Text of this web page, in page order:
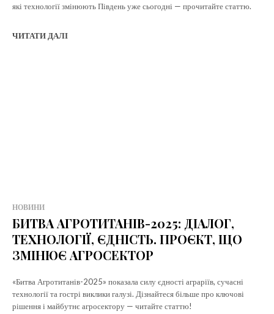
які технології змінюють Південь уже сьогодні — прочитайте статтю.
ЧИТАТИ ДАЛІ
НОВИНИ
БИТВА АГРОТИТАНІВ-2025: ДІАЛОГ,
ТЕХНОЛОГІЇ, ЄДНІСТЬ. ПРОЄКТ, ЩО
ЗМІНЮЄ АГРОСЕКТОР
«Битва Агротитанів-2025» показала силу єдності аграріїв, сучасні
технології та гострі виклики галузі. Дізнайтеся більше про ключові
рішення і майбутнє агросектору — читайте статтю!